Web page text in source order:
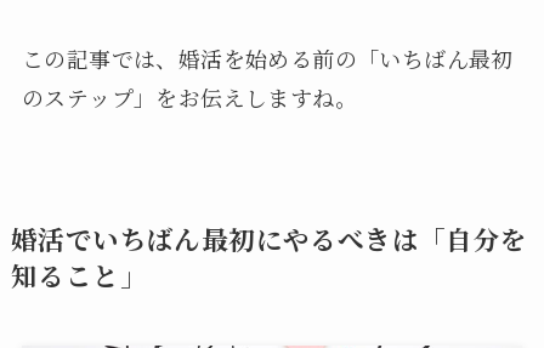
この記事では、婚活を始める前の「いちばん最初
のステップ」をお伝えしますね。
婚活でいちばん最初にやるべきは「自分を
知ること」